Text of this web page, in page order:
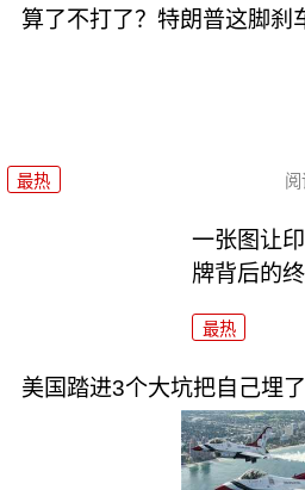
算了不打了？特朗普这脚刹
最热
一张图让
牌背后的
最热
美国踏进3个大坑把自己埋